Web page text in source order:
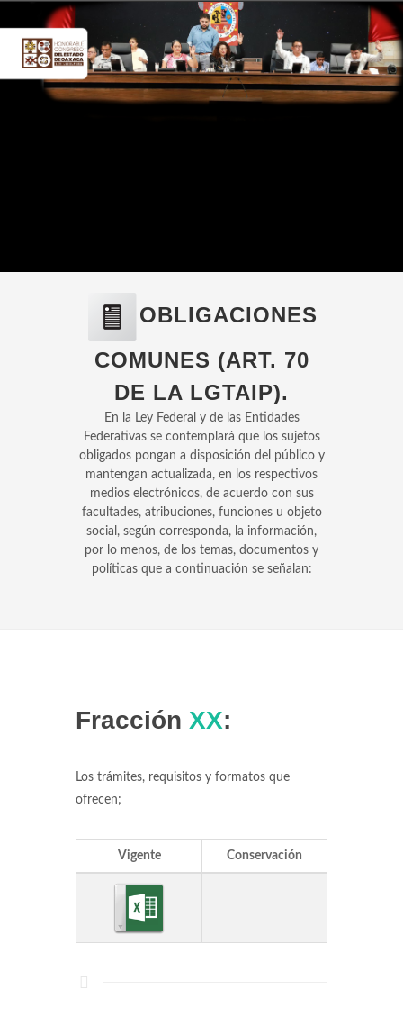
OBLIGACIONES
COMUNES (ART. 70
DE LA LGTAIP).
En la Ley Federal y de las Entidades
Federativas se contemplará que los sujetos
obligados pongan a disposición del público y
mantengan actualizada, en los respectivos
medios electrónicos, de acuerdo con sus
facultades, atribuciones, funciones u objeto
social, según corresponda, la información,
por lo menos, de los temas, documentos y
políticas que a continuación se señalan:
Fracción XX:
Los trámites, requisitos y formatos que
ofrecen;
Vigente Conservación